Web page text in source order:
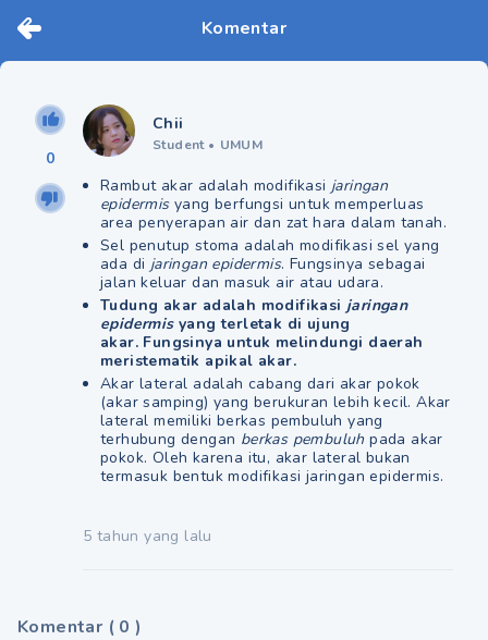
Komentar
0
Chii
Student • UMUM
Rambut akar adalah modifikasi jaringan
epidermisyang berfungsi untuk memperluas
area penyerapan air dan zat hara dalam tanah.
Sel penutup stoma adalah modifikasi sel yang
ada di jaringan epidermis. Fungsinya sebagai
jalan keluar dan masuk air atau udara.
Tudung akar adalah modifikasi jaringan
epidermisyang terletak di ujung
akar. Fungsinya untuk melindungi daerah
meristematik apikal akar.
Akar lateral adalah cabang dari akar pokok
(akar samping) yang berukuran lebih kecil. Akar
lateral memiliki berkas pembuluh yang
terhubung dengan berkas pembuluh pada akar
pokok. Oleh karena itu, akar lateral bukan
termasuk bentuk modifikasi jaringan epidermis.
5 tahun yang lalu
Komentar ( 0 )